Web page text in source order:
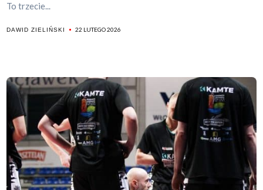
To trzecie...
DAWID ZIELIŃSKI 22 LUTEGO 2026